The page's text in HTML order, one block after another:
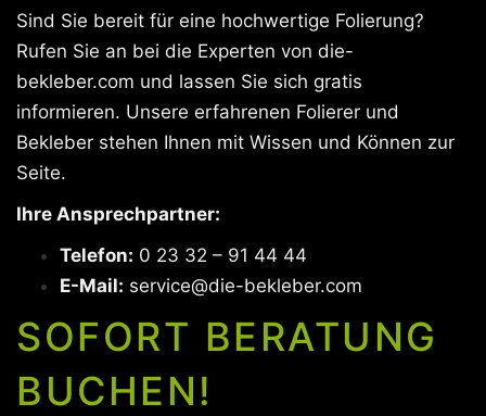
Sind Sie bereit für eine hochwertige Folierung?
Rufen Sie an bei die Experten von die-
bekleber.com und lassen Sie sich gratis
informieren. Unsere erfahrenen Folierer und
Bekleber stehen Ihnen mit Wissen und Können zur
Seite.
Ihre Ansprechpartner:
Telefon: 0 23 32 – 91 44 44
E-Mail: service@die-bekleber.com
SOFORT BERATUNG
BUCHEN!